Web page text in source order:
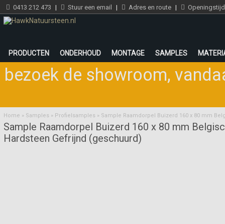
0413 212 473 | Stuur een email | Adres en route |
PRODUCTEN ONDERHOUD MONTAGE SAMPLES
bezoek de showroom,
Home » Samples » Profielsamples » Sample Raamdorpel Buizerd 160 x 80 mm
Sample Raamdorpel Buizerd 160 x 80 mm
Hardsteen Gefrijnd (geschuurd)